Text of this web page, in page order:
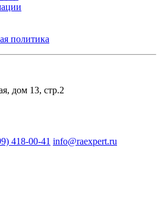
политика
дом 13, стр.2
418-00-41 info@raexpert.ru